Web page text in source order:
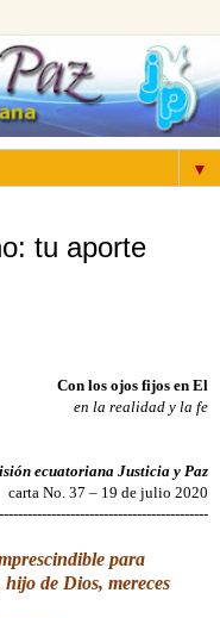
▼
tu aporte
Con los ojos fijos en El
en la realidad y la fe
ecuatoriana Justicia y Paz
carta No. 37 – 19 de julio 2020
para
de Dios, mereces